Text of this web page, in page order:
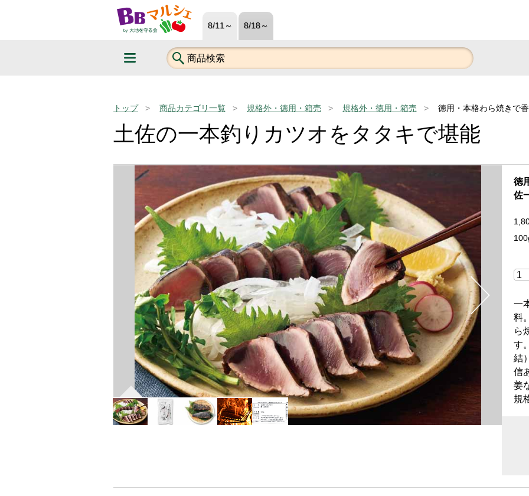
8/11～ 8/18～
トップ 商品カテゴリ一覧 規格外・徳用・箱売 規格外・徳用・箱売 徳用・本格わら焼きで
土佐の一本釣りカツオをタタキで堪能
徳
佐
一
料
ら
す
結
信
姜
規